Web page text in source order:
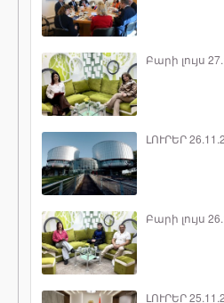
Բարի լույս
ԼՈՒՐԵՐ
Բարի լույս
ԼՈՒՐԵՐ